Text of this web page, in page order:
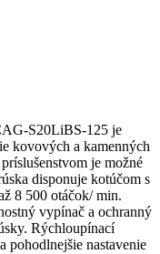
S20LiBS-125 je
kovových a kamenných
je možné
disponuje kotúčom s
8 500 otáčok/ min.
vypínač a ochranný
Rýchloupínací
pohodlnejšie nastavenie